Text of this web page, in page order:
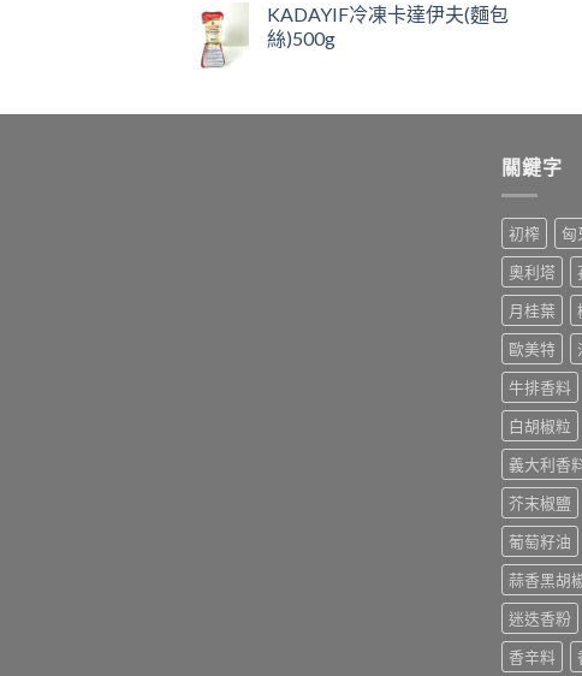
KADAYIF冷凍卡達伊夫(麵包
絲)500g
關鍵字
初榨 匈
奧利塔
月桂葉
歐美特
牛排香料
白胡椒粒
義大利香
芥末椒鹽
葡萄籽油
蒜香黑胡
迷迭香粉
香辛料